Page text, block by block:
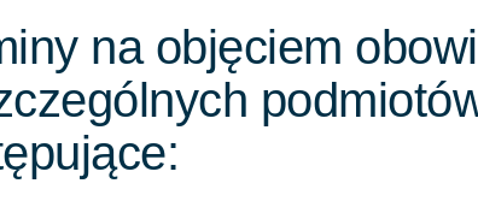
na objęciem